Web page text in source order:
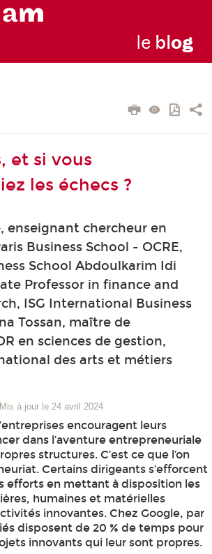
le blog
et si vous
les échecs ?
enseignant chercheur en
Business School - OCRE,
School Abdoulkarim Idi
Professor in finance and
ISG International Business
Tossan, maître de
en sciences de gestion,
des arts et métiers
Mis à jour le 24 avril 2024
encouragent leurs
dans l’aventure entrepreneuriale
structures. C’est ce que l’on
Certains dirigeants s’efforcent
efforts en mettant à disposition les
humaines et matérielles
innovantes. Chez Google, par
disposent de 20 % de temps pour
innovants qui leur sont propres.